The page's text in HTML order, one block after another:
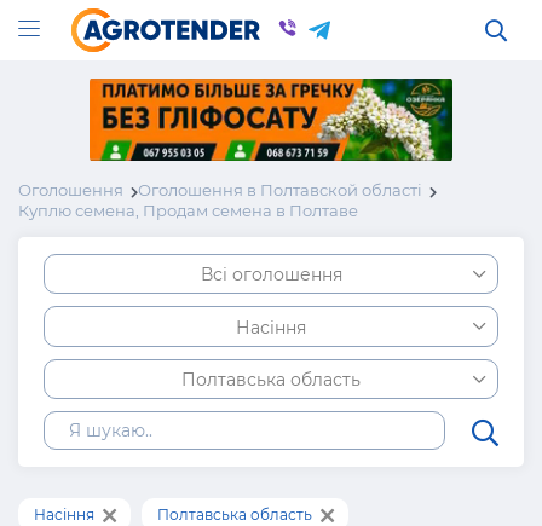
Оголошення
Оголошення в Полтавской області
Куплю семена, Продам семена в Полтаве
Всі оголошення
Насіння
Полтавська область
Насіння Полтавська область